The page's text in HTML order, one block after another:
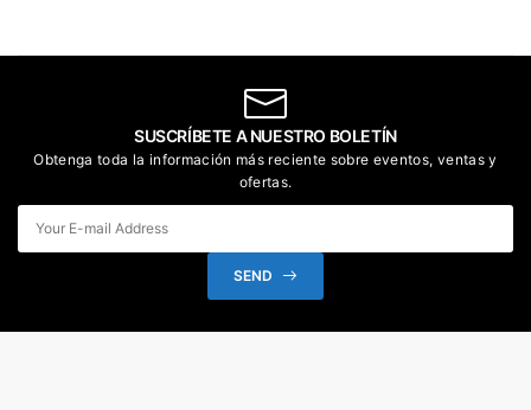
SUSCRÍBETE A NUESTRO BOLETÍN
Obtenga toda la información más reciente sobre eventos, ventas y
ofertas.
SEND